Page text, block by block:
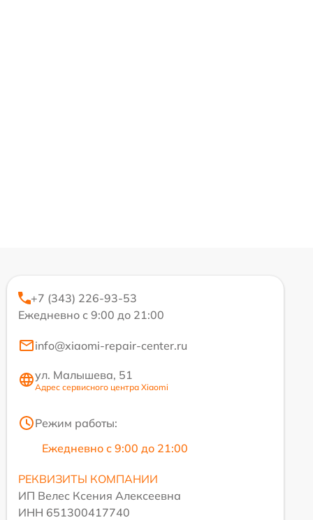
+7 (343) 226-93-53
Ежедневно с 9:00 до 21:00
info@xiaomi-repair-center.ru
ул. Малышева, 51
Адрес сервисного центра Xiaomi
Режим работы:
Ежедневно с 9:00 до 21:00
РЕКВИЗИТЫ КОМПАНИИ
ИП Велес Ксения Алексеевна
ИНН 651300417740